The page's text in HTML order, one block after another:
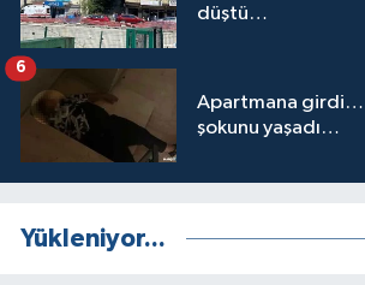
düştü…
Apartmana girdi…
şokunu yaşadı…
6
Yükleniyor...